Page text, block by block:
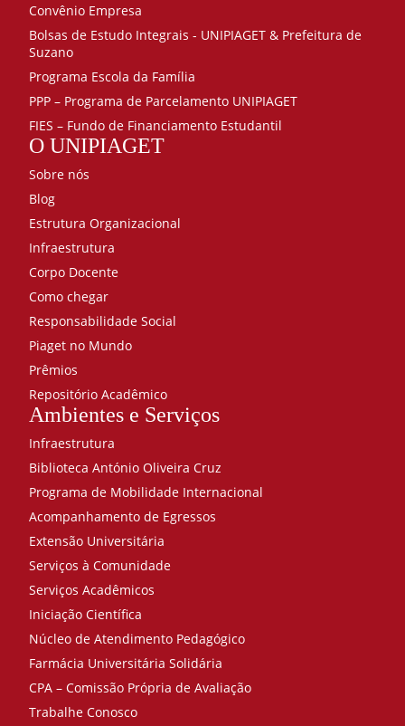
Convênio Empresa
Bolsas de Estudo Integrais - UNIPIAGET & Prefeitura de
Suzano
Programa Escola da Família
PPP – Programa de Parcelamento UNIPIAGET
FIES – Fundo de Financiamento Estudantil
O UNIPIAGET
Sobre nós
Blog
Estrutura Organizacional
Infraestrutura
Corpo Docente
Como chegar
Responsabilidade Social
Piaget no Mundo
Prêmios
Repositório Acadêmico
Ambientes e Serviços
Infraestrutura
Biblioteca António Oliveira Cruz
Programa de Mobilidade Internacional
Acompanhamento de Egressos
Extensão Universitária
Serviços à Comunidade
Serviços Acadêmicos
Iniciação Científica
Núcleo de Atendimento Pedagógico
Farmácia Universitária Solidária
CPA – Comissão Própria de Avaliação
Trabalhe Conosco